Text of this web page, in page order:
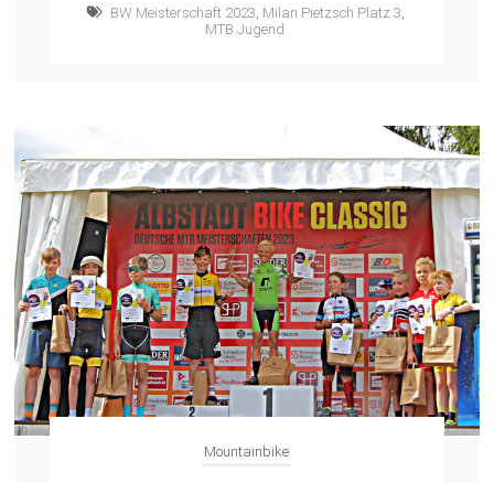
BW Meisterschaft 2023, Milan Pietzsch Platz 3,
MTB Jugend
Mountainbike